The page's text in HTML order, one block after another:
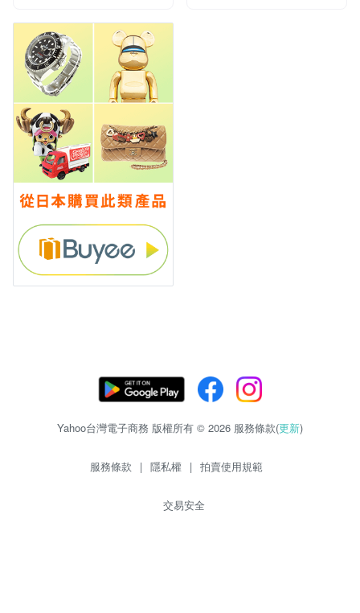
Yahoo台灣電子商務 版權所有 © 2026 服務條款(更新)
服務條款 | 隱私權 | 拍賣使用規範
交易安全